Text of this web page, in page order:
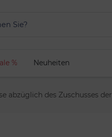
% Neuheiten
abzüglich des Zuschusses der